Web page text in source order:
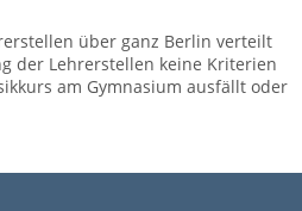
über ganz Berlin verteilt
der Lehrerstellen keine Kriterien
am Gymnasium ausfällt oder